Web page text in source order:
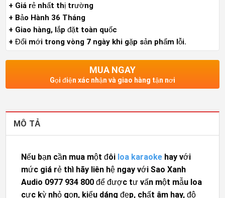
+ Giá rẻ nhất thị trường
+ Bảo Hành 36 Tháng
+ Giao hàng, lắp đặt toàn quốc
+ Đổi mới trong vòng 7 ngày khi gặp sản phẩm lỗi.
MUA NGAY
Gọi điện xác nhận và giao hàng tận nơi
MÔ TẢ
Nếu bạn cần mua một đôi loa karaoke hay với
mức giá rẻ thì hãy liên hệ ngay với Sao Xanh
Audio 0977 934 800 để được tư vấn một mẫu loa
cực kỳ nhỏ gọn, kiểu dáng đẹp, chất âm hay, độ